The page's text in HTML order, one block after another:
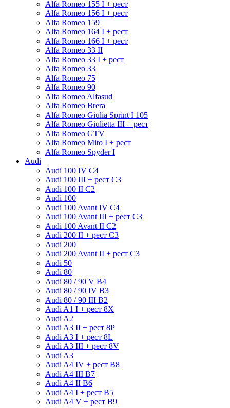
Alfa Romeo 155 I + рест
Alfa Romeo 156 I + рест
Alfa Romeo 159
Alfa Romeo 164 I + рест
Alfa Romeo 166 I + рест
Alfa Romeo 33 II
Alfa Romeo 33 I + рест
Alfa Romeo 33
Alfa Romeo 75
Alfa Romeo 90
Alfa Romeo Alfasud
Alfa Romeo Brera
Alfa Romeo Giulia Sprint I 105
Alfa Romeo Giulietta III + рест
Alfa Romeo GTV
Alfa Romeo Mito I + рест
Alfa Romeo Spyder I
Audi
Audi 100 IV C4
Audi 100 III + рест C3
Audi 100 II C2
Audi 100
Audi 100 Avant IV C4
Audi 100 Avant III + рест C3
Audi 100 Avant II C2
Audi 200 II + рест C3
Audi 200
Audi 200 Avant II + рест C3
Audi 50
Audi 80
Audi 80 / 90 V B4
Audi 80 / 90 IV B3
Audi 80 / 90 III B2
Audi A1 I + рест 8X
Audi A2
Audi A3 II + рест 8P
Audi A3 I + рест 8L
Audi A3 III + рест 8V
Audi A3
Audi A4 IV + рест B8
Audi A4 III B7
Audi A4 II B6
Audi A4 I + рест B5
Audi A4 V + рест B9